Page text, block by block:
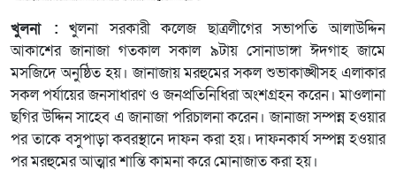
খুলনা : খুলনা সরকারী কলেজ ছাত্রলীগের সভাপতি আলাউদ্দিন
আকাশের জানাজা গতকাল সকাল ৯টায় সোনাডাঙ্গা ঈদগাহ জামে
মসজিদে অনুষ্ঠিত হয়। জানাজায় মরহুমের সকল শুভাকাঙ্খীসহ এলাকার
সকল পর্যায়ের জনসাধারণ ও জনপ্রতিনিধিরা অংশগ্রহন করেন। মাওলানা
ছগির উদ্দিন সাহেব এ জানাজা পরিচালনা করেন। জানাজা সম্পন্ন হওয়ার
পর তাকে বসুপাড়া কবরস্থানে দাফন করা হয়। দাফনকার্য সম্পন্ন হওয়ার
পর মরহুমের আত্মার শান্তি কামনা করে মোনাজাত করা হয়।